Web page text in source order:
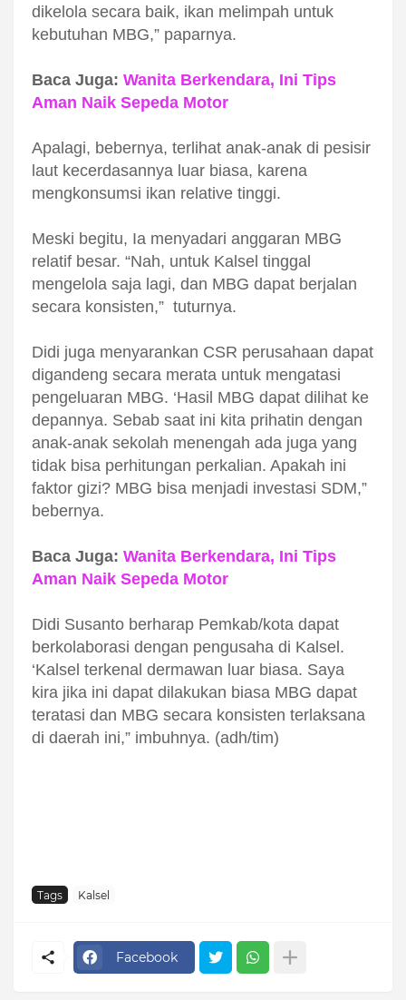
dikelola secara baik, ikan melimpah untuk
kebutuhan MBG,” paparnya.
Baca Juga: Wanita Berkendara, Ini Tips
Aman Naik Sepeda Motor
Apalagi, bebernya, terlihat anak-anak di pesisir
laut kecerdasannya luar biasa, karena
mengkonsumsi ikan relative tinggi.
Meski begitu, Ia menyadari anggaran MBG
relatif besar. “Nah, untuk Kalsel tinggal
mengelola saja lagi, dan MBG dapat berjalan
secara konsisten,” tuturnya.
Didi juga menyarankan CSR perusahaan dapat
digandeng secara merata untuk mengatasi
pengeluaran MBG. ‘Hasil MBG dapat dilihat ke
depannya. Sebab saat ini kita prihatin dengan
anak-anak sekolah menengah ada juga yang
tidak bisa perhitungan perkalian. Apakah ini
faktor gizi? MBG bisa menjadi investasi SDM,”
bebernya.
Baca Juga: Wanita Berkendara, Ini Tips
Aman Naik Sepeda Motor
Didi Susanto berharap Pemkab/kota dapat
berkolaborasi dengan pengusaha di Kalsel.
‘Kalsel terkenal dermawan luar biasa. Saya
kira jika ini dapat dilakukan biasa MBG dapat
teratasi dan MBG secara konsisten terlaksana
di daerah ini,” imbuhnya. (adh/tim)
Tags Kalsel
Facebook